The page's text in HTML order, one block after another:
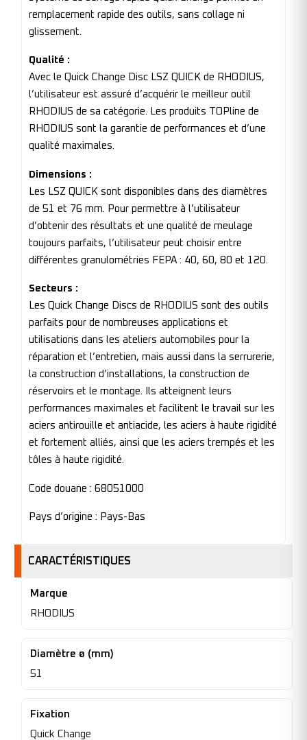
remplacement rapide des outils, sans collage ni
glissement.
Qualité :
Avec le Quick Change Disc LSZ QUICK de RHODIUS,
l’utilisateur est assuré d’acquérir le meilleur outil
RHODIUS de sa catégorie. Les produits TOPline de
RHODIUS sont la garantie de performances et d’une
qualité maximales.
Dimensions :
Les LSZ QUICK sont disponibles dans des diamètres
de 51 et 76 mm. Pour permettre à l’utilisateur
d’obtenir des résultats et une qualité de meulage
toujours parfaits, l’utilisateur peut choisir entre
différentes granulométries FEPA : 40, 60, 80 et 120.
Secteurs :
Les Quick Change Discs de RHODIUS sont des outils
parfaits pour de nombreuses applications et
utilisations dans les ateliers automobiles pour la
réparation et l’entretien, mais aussi dans la serrurerie,
la construction d’installations, la construction de
réservoirs et le montage. Ils atteignent leurs
performances maximales et facilitent le travail sur les
aciers antirouille et antiacide, les aciers à haute rigidité
et fortement alliés, ainsi que les aciers trempés et les
tôles à haute rigidité.
Code douane : 68051000
Pays d’origine : Pays-Bas
CARACTÉRISTIQUES
Marque
RHODIUS
Diamètre ø (mm)
51
Fixation
Quick Change